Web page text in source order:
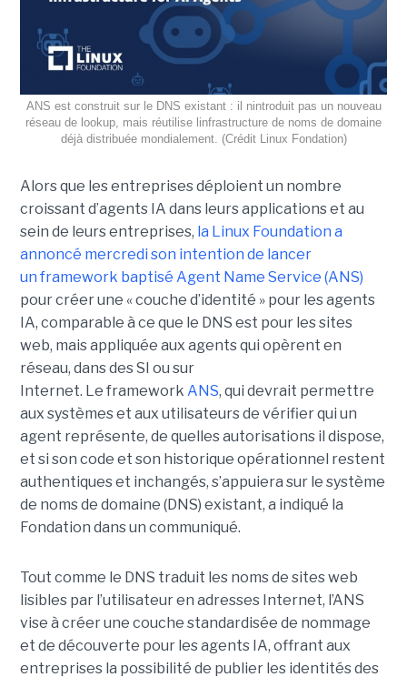
ANS est construit sur le DNS existant : il nintroduit pas un nouveau
réseau de lookup, mais réutilise linfrastructure de noms de domaine
déjà distribuée mondialement. (Crédit Linux Fondation)
Alors que les entreprises déploient un nombre
croissant d’agents IA dans leurs applications et au
sein de leurs entreprises, la Linux Foundation a
annoncé mercredi son intention de lancer
un framework baptisé Agent Name Service (ANS)
pour créer une « couche d’identité » pour les agents
IA, comparable à ce que le DNS est pour les sites
web, mais appliquée aux agents qui opèrent en
réseau, dans des SI ou sur
Internet. Le framework ANS, qui devrait permettre
aux systèmes et aux utilisateurs de vérifier qui un
agent représente, de quelles autorisations il dispose,
et si son code et son historique opérationnel restent
authentiques et inchangés, s’appuiera sur le système
de noms de domaine (DNS) existant, a indiqué la
Fondation dans un communiqué.
Tout comme le DNS traduit les noms de sites web
lisibles par l’utilisateur en adresses Internet, l’ANS
vise à créer une couche standardisée de nommage
et de découverte pour les agents IA, offrant aux
entreprises la possibilité de publier les identités des